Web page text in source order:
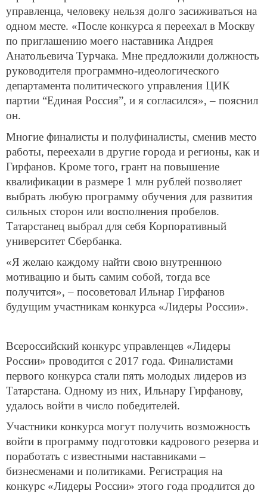
управленца, человеку нельзя долго засиживаться на
одном месте. «После конкурса я переехал в Москву
по приглашению моего наставника Андрея
Анатольевича Турчака. Мне предложили должность
руководителя программно-идеологического
департамента политического управления ЦИК
партии “Единая Россия”, и я согласился», – пояснил
он.
Многие финалисты и полуфиналисты, сменив место
работы, переехали в другие города и регионы, как и
Гирфанов. Кроме того, грант на повышение
квалификации в размере 1 млн рублей позволяет
выбрать любую программу обучения для развития
сильных сторон или восполнения пробелов.
Татарстанец выбрал для себя Корпоративный
университет Сбербанка.
«Я желаю каждому найти свою внутреннюю
мотивацию и быть самим собой, тогда все
получится», – посоветовал Ильнар Гирфанов
будущим участникам конкурса «Лидеры России».
Всероссийский конкурс управленцев «Лидеры
России» проводится с 2017 года. Финалистами
первого конкурса стали пять молодых лидеров из
Татарстана. Одному из них, Ильнару Гирфанову,
удалось войти в число победителей.
Участники конкурса могут получить возможность
войти в программу подготовки кадрового резерва и
поработать с известными наставниками –
бизнесменами и политиками. Регистрация на
конкурс «Лидеры России» этого года продлится до